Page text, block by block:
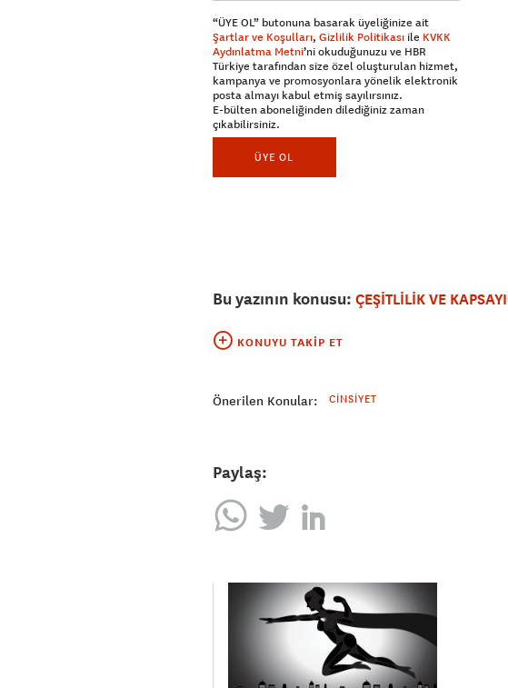
“ÜYE OL” butonuna basarak üyeliğinize ait
Şartlar ve Koşulları, Gizlilik Politikası ile KVKK
Aydınlatma Metni’ni okuduğunuzu ve HBR
Türkiye tarafından size özel oluşturulan hizmet,
kampanya ve promosyonlara yönelik elektronik
posta almayı kabul etmiş sayılırsınız.
E-bülten aboneliğinden dilediğiniz zaman
çıkabilirsiniz.
ÜYE OL
Bu yazının konusu: ÇEŞİTLİLİK VE
KONUYU TAKIP ET
Önerilen Konular: CINSIYET
Paylaş: